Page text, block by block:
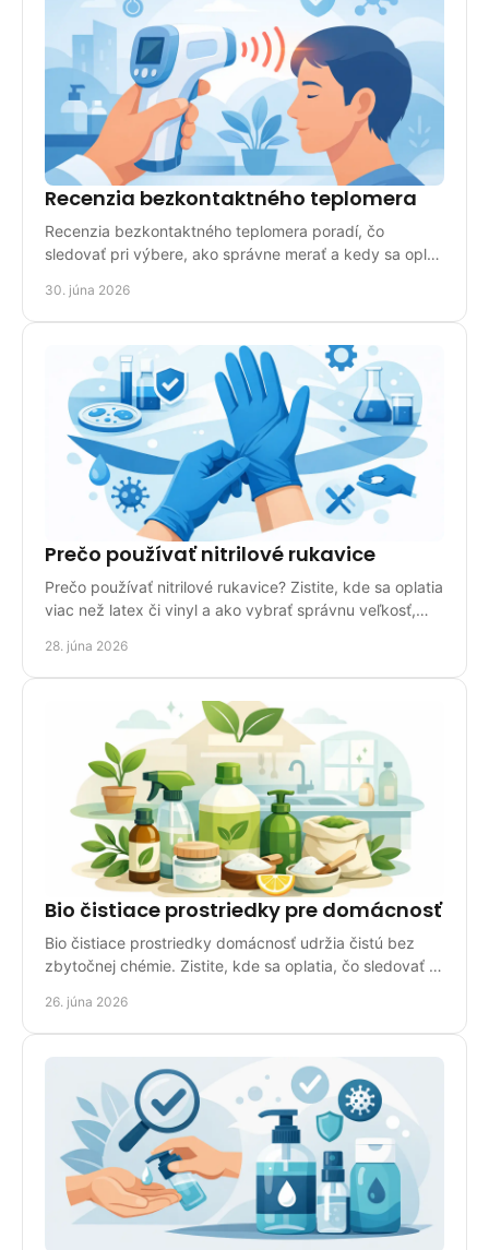
Recenzia bezkontaktného teplomera
Recenzia bezkontaktného teplomera poradí, čo
sledovať pri výbere, ako správne merať a kedy sa oplatí
30. júna 2026
Prečo používať nitrilové rukavice
Prečo používať nitrilové rukavice? Zistite, kde sa oplatia
viac než latex či vinyl a ako vybrať správnu veľkosť,
28. júna 2026
Bio čistiace prostriedky pre domácnosť
Bio čistiace prostriedky domácnosť udržia čistú bez
zbytočnej chémie. Zistite, kde sa oplatia, čo sledovať a
26. júna 2026